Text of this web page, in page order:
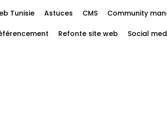
Tunisie Astuces CMS Community
Refonte site web Social